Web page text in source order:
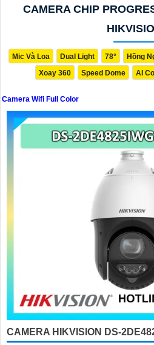
'
CAMERA CHIP
Mic Và Loa Dual Light 78° Hồng
Xoay 360
Speed Dome AI
Camera Wifi Full Color
CAMERA HIKVISION DS-